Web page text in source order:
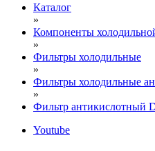
Каталог
»
Компоненты
»
Фильтры холодильные
»
Фильтры холодильные
»
Фильтр антикислотный
Youtube